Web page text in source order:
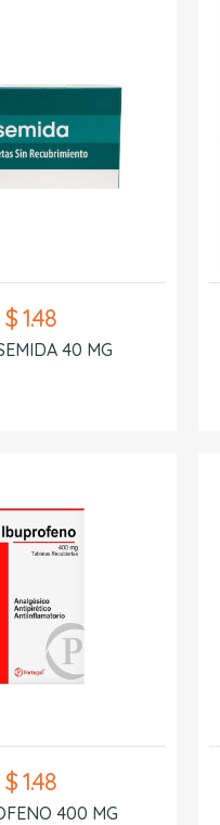
$ 1.48
40 MG
$ 1.48
400 MG